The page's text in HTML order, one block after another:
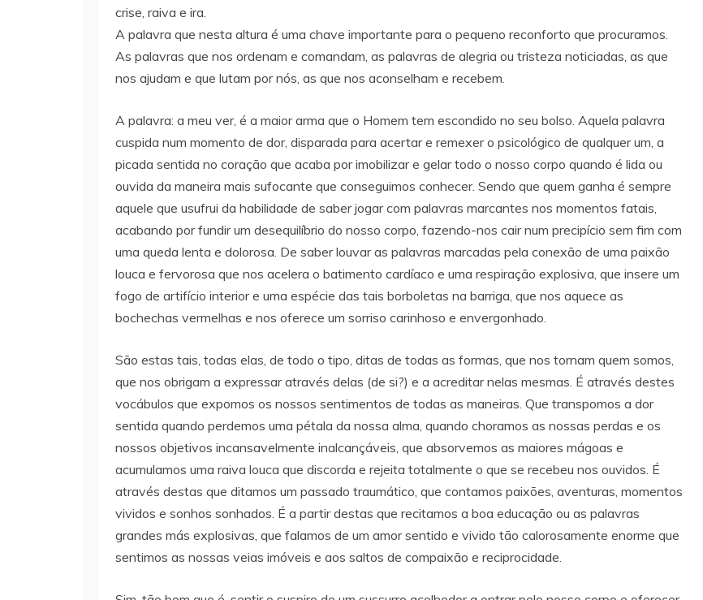
crise, raiva e ira.
A palavra que nesta altura é uma chave importante para o pequeno reconforto que procuramos.
As palavras que nos ordenam e comandam, as palavras de alegria ou tristeza noticiadas, as que
nos ajudam e que lutam por nós, as que nos aconselham e recebem.
A palavra: a meu ver, é a maior arma que o Homem tem escondido no seu bolso. Aquela palavra
cuspida num momento de dor, disparada para acertar e remexer o psicológico de qualquer um, a
picada sentida no coração que acaba por imobilizar e gelar todo o nosso corpo quando é lida ou
ouvida da maneira mais sufocante que conseguimos conhecer. Sendo que quem ganha é sempre
aquele que usufrui da habilidade de saber jogar com palavras marcantes nos momentos fatais,
acabando por fundir um desequilíbrio do nosso corpo, fazendo-nos cair num precipício sem fim com
uma queda lenta e dolorosa. De saber louvar as palavras marcadas pela conexão de uma paixão
louca e fervorosa que nos acelera o batimento cardíaco e uma respiração explosiva, que insere um
fogo de artifício interior e uma espécie das tais borboletas na barriga, que nos aquece as
bochechas vermelhas e nos oferece um sorriso carinhoso e envergonhado.
São estas tais, todas elas, de todo o tipo, ditas de todas as formas, que nos tornam quem somos,
que nos obrigam a expressar através delas (de si?) e a acreditar nelas mesmas. É através destes
vocábulos que expomos os nossos sentimentos de todas as maneiras. Que transpomos a dor
sentida quando perdemos uma pétala da nossa alma, quando choramos as nossas perdas e os
nossos objetivos incansavelmente inalcançáveis, que absorvemos as maiores mágoas e
acumulamos uma raiva louca que discorda e rejeita totalmente o que se recebeu nos ouvidos. É
através destas que ditamos um passado traumático, que contamos paixões, aventuras, momentos
vividos e sonhos sonhados. É a partir destas que recitamos a boa educação ou as palavras
grandes más explosivas, que falamos de um amor sentido e vivido tão calorosamente enorme que
sentimos as nossas veias imóveis e aos saltos de compaixão e reciprocidade.